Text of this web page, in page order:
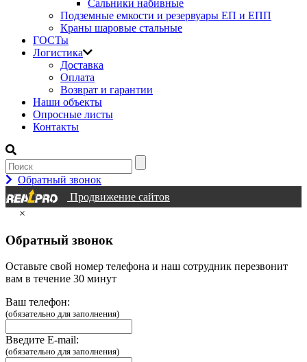
Сальники набивные
Подземные емкости и резервуары ЕП и ЕПП
Краны шаровые стальные
ГОСТы
Логистика
Доставка
Оплата
Возврат и гарантии
Наши объекты
Опросные листы
Контакты
Обратный звонок
Продвижение сайтов
×
Обратный звонок
Оставьте свой номер телефона и наш сотрудник перезвонит
вам в течение 30 минут
Ваш телефон:
(обязательно для заполнения)
Введите E-mail:
(обязательно для заполнения)